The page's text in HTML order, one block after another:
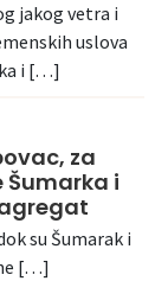
jakog vetra i
uslova
i […]
za
i
su Šumarak i
[…]